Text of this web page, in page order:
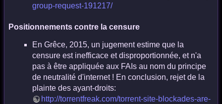
group-request-191217/
Positionnements contre la censure
En Grêce, 2015, un jugement estime que la
censure est inefficace et disproportionnée, et n'a
pas à être appliquée aux FAIs au nom du principe
de neutralité d'internet ! En conclusion, rejet de la
plainte des ayant-droits:
http://torrentfreak.com/torrent-site-blockades-are-